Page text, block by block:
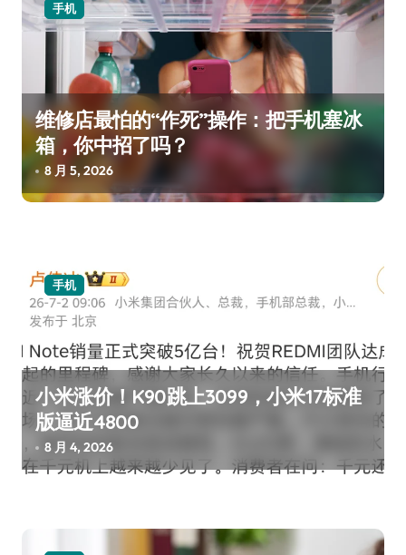
手机
维修店最怕的“作死”操作：把手机塞冰
箱，你中招了吗？
8 月 5, 2026
手机
小米涨价！K90跳上3099，小米17标准
版逼近4800
8 月 4, 2026